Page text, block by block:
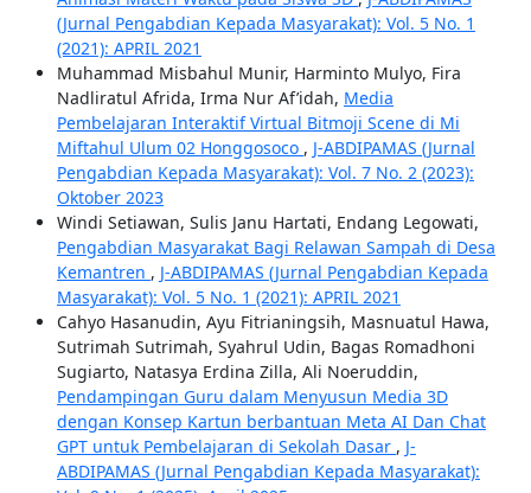
(Jurnal Pengabdian Kepada Masyarakat): Vol. 5 No. 1
(2021): APRIL 2021
Muhammad Misbahul Munir, Harminto Mulyo, Fira
Nadliratul Afrida, Irma Nur Af’idah, Media
Pembelajaran Interaktif Virtual Bitmoji Scene di Mi
Miftahul Ulum 02 Honggosoco , J-ABDIPAMAS (Jurnal
Pengabdian Kepada Masyarakat): Vol. 7 No. 2 (2023):
Oktober 2023
Windi Setiawan, Sulis Janu Hartati, Endang Legowati,
Pengabdian Masyarakat Bagi Relawan Sampah di Desa
Kemantren , J-ABDIPAMAS (Jurnal Pengabdian Kepada
Masyarakat): Vol. 5 No. 1 (2021): APRIL 2021
Cahyo Hasanudin, Ayu Fitrianingsih, Masnuatul Hawa,
Sutrimah Sutrimah, Syahrul Udin, Bagas Romadhoni
Sugiarto, Natasya Erdina Zilla, Ali Noeruddin,
Pendampingan Guru dalam Menyusun Media 3D
dengan Konsep Kartun berbantuan Meta AI Dan Chat
GPT untuk Pembelajaran di Sekolah Dasar , J-
ABDIPAMAS (Jurnal Pengabdian Kepada Masyarakat):